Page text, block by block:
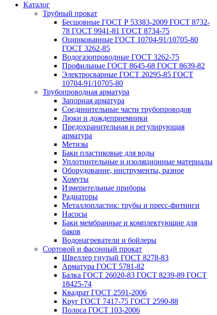
Каталог
Трубный прокат
Беcшовные ГОСТ Р 53383-2009 ГОСТ 8732-
78 ГОСТ 9941-81 ГОСТ 8734-75
Оцинкованные ГОСТ 10704-91/10705-80
ГОСТ 3262-85
Водогазопроводные ГОСТ 3262-75
Профильные ГОСТ 8645-68 ГОСТ 8639-82
Электросварные ГОСТ 20295-85 ГОСТ
10704-91/10705-80
Трубопроводная арматура
Запорная арматура
Соединительные части трубопроводов
Люки и дождеприемники
Предохранительная и регулирующая
арматура
Метизы
Баки пластиковые для воды
Уплотнительные и изоляционные материалы
Оборудование, инструменты, разное
Хомуты
Измерительные приборы
Радиаторы
Металлопластик: трубы и пресс-фитинги
Насосы
Баки мембранные и комплектующие для
баков
Водонагреватели и бойлеры
Сортовой и фасонный прокат
Швеллер гнутый ГОСТ 8278-83
Арматура ГОСТ 5781-82
Балка ГОСТ 26020-83 ГОСТ 8239-89 ГОСТ
18425-74
Квадрат ГОСТ 2591-2006
Круг ГОСТ 7417-75 ГОСТ 2590-88
Полоса ГОСТ 103-2006